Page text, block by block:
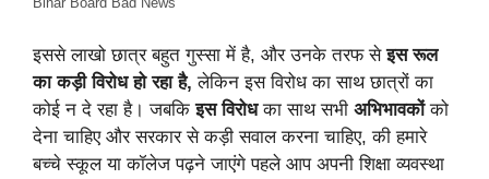
इससे लाखो छात्र बहुत गुस्सा में है, और उनके तरफ सेइस रूल
का कड़ी विरोध हो रहा है, लेकिन इस विरोध का साथ छात्रों का
कोई न दे रहा है। जबकिइस विरोधका साथ सभी अभिभावकोंको
देना चाहिए और सरकार से कड़ी सवाल करना चाहिए, की हमारे
बच्चे स्कूल या कॉलेज पढ़ने जाएंगे पहले आप अपनी शिक्षा व्यवस्था